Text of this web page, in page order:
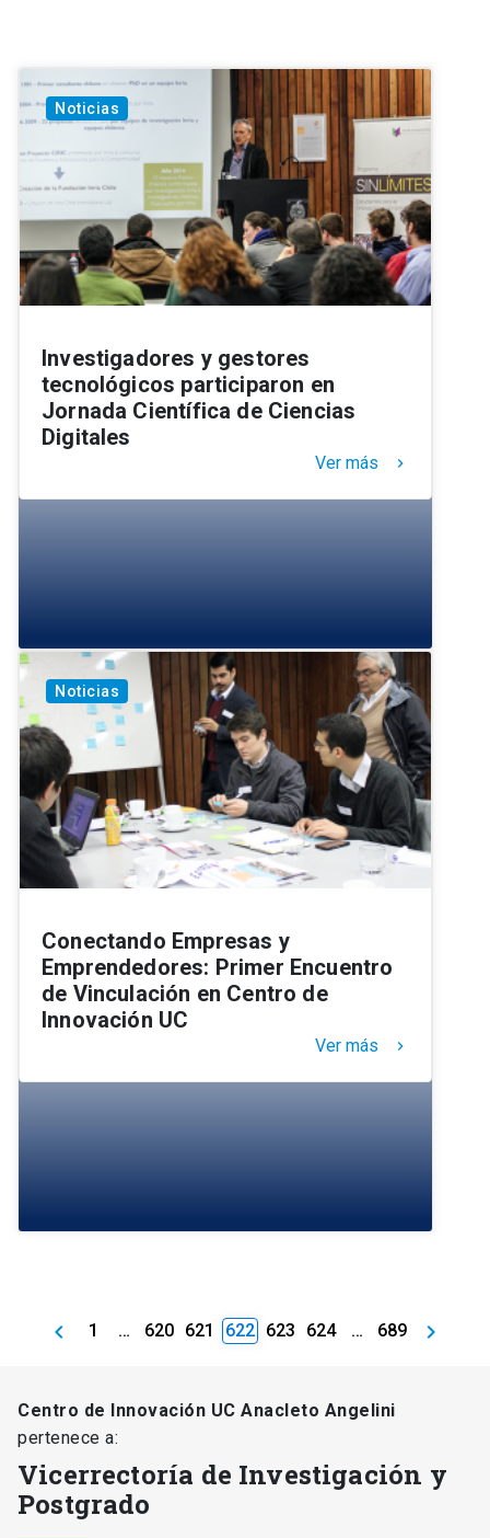
Noticias
Investigadores y gestores
tecnológicos participaron en
Jornada Científica de Ciencias
Digitales
Ver más keyboard_arrow_right
Noticias
Conectando Empresas y
Emprendedores: Primer Encuentro
de Vinculación en Centro de
Innovación UC
Ver más keyboard_arrow_right
keyboard_arrow_left 1 … 620 621 622 623 624 … 689 keyboard_arrow_right
Centro de Innovación UC Anacleto Angelini
pertenece a:
Vicerrectoría de Investigación y
Postgrado